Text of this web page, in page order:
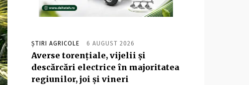
ȘTIRI AGRICOLE 6 AUGUST 2026
Averse torențiale, vijelii și
descărcări electrice în majoritatea
regiunilor, joi și vineri